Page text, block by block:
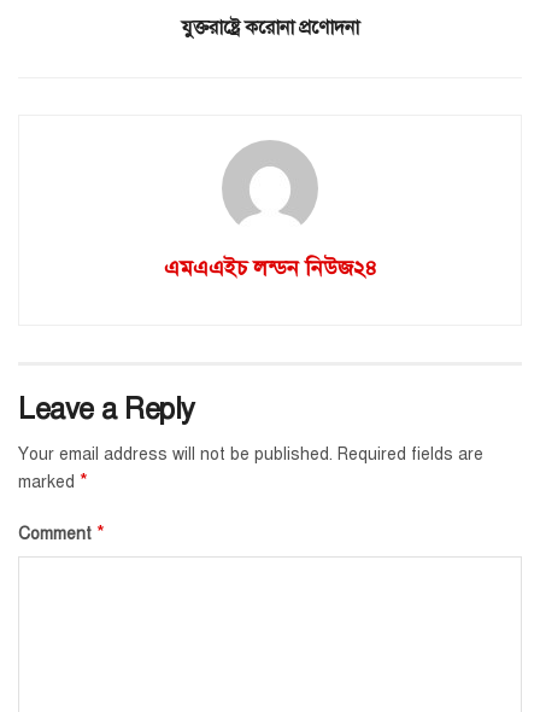
যুক্তরাষ্ট্রে করোনা প্রণোদনা
এমএএইচ লন্ডন নিউজ২৪
Leave a Reply
Your email address will not be published. Required fields are
marked *
Comment *